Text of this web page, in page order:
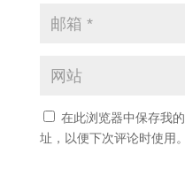
在此浏览器中保存我
址，以便下次评论时使用。